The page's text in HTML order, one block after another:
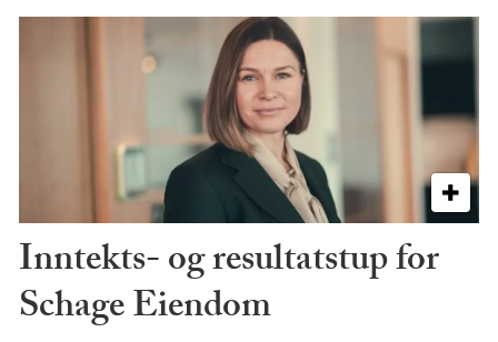
Inntekts- og resultatstup for
Schage Eiendom